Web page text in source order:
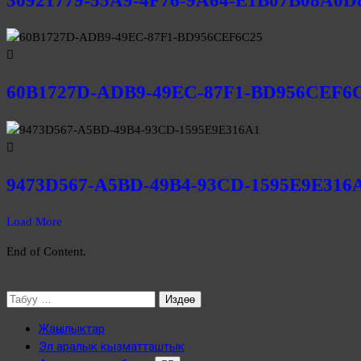
60B1727D-ADB9-49EC-87F1-
9473D567-A5BD-49B4-93CD-
Load More
End of Content.
Жаңылыктар
Эл аралык кызматташтык